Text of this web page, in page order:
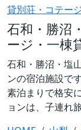
貸別荘・コテー
石和・勝沼
ージ・一棟
石和・勝沼・塩
ンの宿泊施設で
素泊まりで格安
ョンは、子連れ